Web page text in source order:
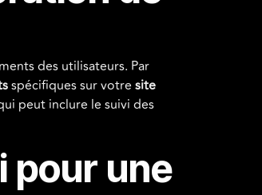
des utilisateurs. Par
spécifiques sur votre site
peut inclure le suivi des
pour une